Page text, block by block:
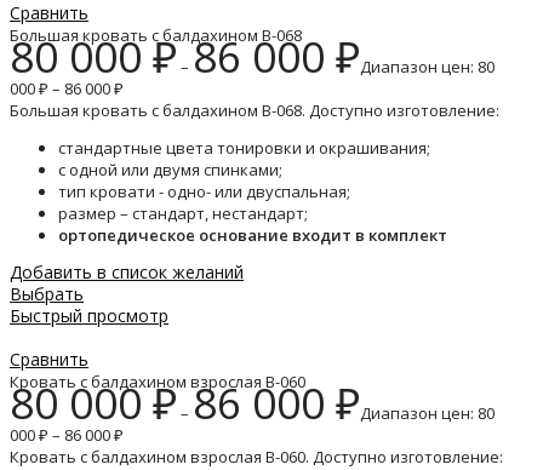
Сравнить
Большая кровать с балдахином B-068
80 000₽– 86 000 ₽Диапазон цен: 80
000 ₽ – 86 000 ₽
Большая кровать с балдахином B-068. Доступно изготовление:
стандартные цвета тонировки и окрашивания;
с одной или двумя спинками;
тип кровати - одно- или двуспальная;
размер – стандарт, нестандарт;
ортопедическое основание входит в комплект
Добавить в список желаний
Выбрать
Быстрый просмотр
Сравнить
Кровать с балдахином взрослая B-060
80 000₽– 86 000 ₽Диапазон цен: 80
000 ₽ – 86 000 ₽
Кровать с балдахином взрослая B-060. Доступно изготовление: